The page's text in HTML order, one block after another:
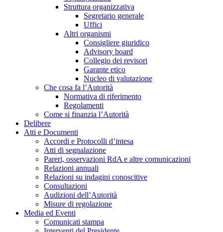
Struttura organizzativa
Segretario generale
Uffici
Altri organismi
Consigliere giuridico
Advisory board
Collegio dei revisori
Garante etico
Nucleo di valutazione
Che cosa fa l’Autorità
Normativa di riferimento
Regolamenti
Come si finanzia l’Autorità
Delibere
Atti e Documenti
Accordi e Protocolli d’intesa
Atti di segnalazione
Pareri, osservazioni RdA e altre comunicazioni
Relazioni annuali
Relazioni su indagini conoscitive
Consultazioni
Audizioni dell’Autorità
Misure di regolazione
Media ed Eventi
Comunicati stampa